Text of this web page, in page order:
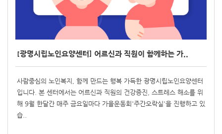
[광명시립노인요양센터] 어르신과 직원이 함께하는 가..
사람중심의 노인복지, 함께 만드는 행복 가득한 광명시립노인요양센터
입니다. 본 센터에서는 어르신과 직원의 건강증진, 스트레스 해소를 위
해 9월 한달간 매주 금요일마다 가을운동회'주간오락실'을 진행하고 있
습..